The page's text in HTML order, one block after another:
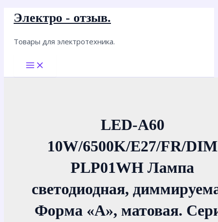
Перейти
содержимому
Электро - отзыв.
Товары для электротехника.
Main
Menu
LED-A60
10W/6500K/E27/FR/DIM
PLP01WH Лампа
светодиодная,
Форма «А», матовая.